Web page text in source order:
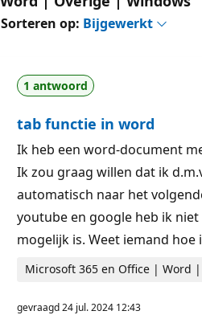
Sorteren op: Bijgewerkt
1 antwoord
tab functie in word
Ik heb een word-document
Ik zou graag willen dat ik
automatisch naar het
youtube en google heb ik
mogelijk is. Weet iemand hoe
Microsoft 365 en Office | Word
gevraagd24 jul. 2024 12:43